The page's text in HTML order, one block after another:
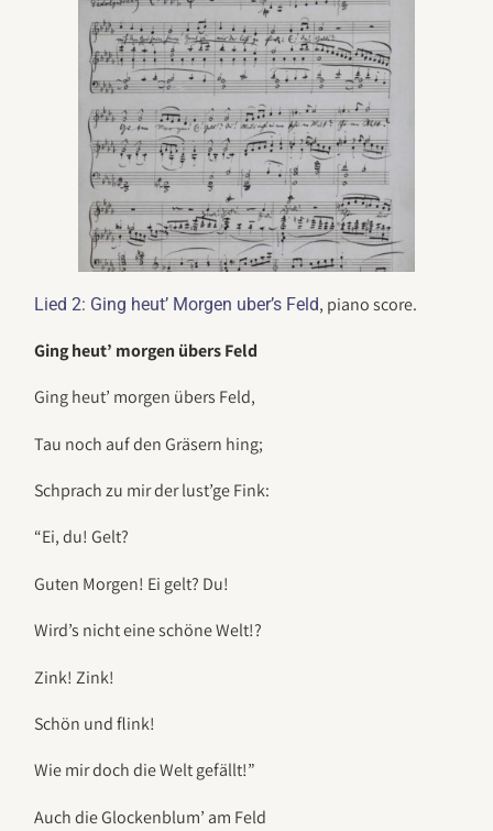
Lied 2: Ging heut’ Morgen uber’s Feld, piano score.
Ging heut’ morgen übers Feld
Ging heut’ morgen übers Feld,
Tau noch auf den Gräsern hing;
Schprach zu mir der lust’ge Fink:
“Ei, du! Gelt?
Guten Morgen! Ei gelt? Du!
Wird’s nicht eine schöne Welt!?
Zink! Zink!
Schön und flink!
Wie mir doch die Welt gefällt!”
Auch die Glockenblum’ am Feld